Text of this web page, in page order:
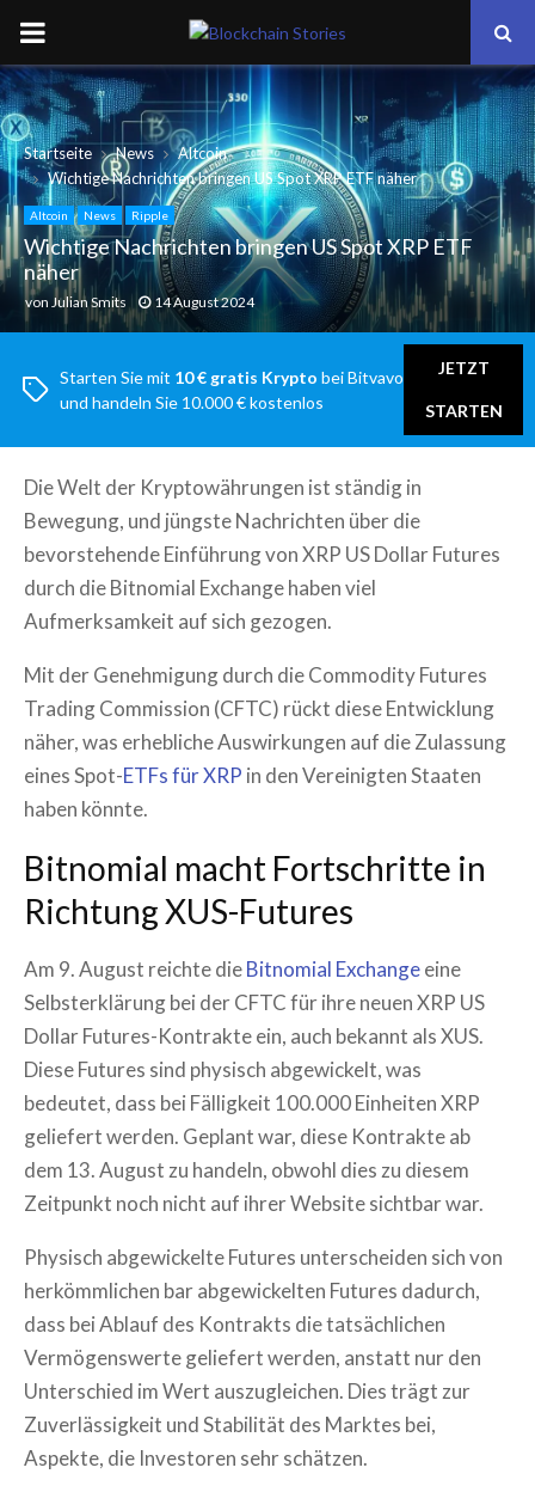
PRIMARY
MENU
Startseite News
Altcoin
Wichtige Nachrichten bringen US Spot XRP ETF näher
Altcoin News Ripple
Wichtige Nachrichten bringen US Spot XRP ETF
näher
von Julian Smits 14 August 2024
Starten Sie mit 10 € gratis Krypto bei Bitvavo
und handeln Sie 10.000 € kostenlos
JETZT
STARTEN
Die Welt der Kryptowährungen ist ständig in
Bewegung, und jüngste Nachrichten über die
bevorstehende Einführung von XRP US Dollar Futures
durch die Bitnomial Exchange haben viel
Aufmerksamkeit auf sich gezogen.
Mit der Genehmigung durch die Commodity Futures
Trading Commission (CFTC) rückt diese Entwicklung
näher, was erhebliche Auswirkungen auf die Zulassung
eines Spot-ETFs für XRP in den Vereinigten Staaten
haben könnte.
Bitnomial macht Fortschritte in
Richtung XUS-Futures
Am 9. August reichte dieBitnomial Exchangeeine
Selbsterklärung bei der CFTC für ihre neuen XRP US
Dollar Futures-Kontrakte ein, auch bekannt als XUS.
Diese Futures sind physisch abgewickelt, was
bedeutet, dass bei Fälligkeit 100.000 Einheiten XRP
geliefert werden. Geplant war, diese Kontrakte ab
dem 13. August zu handeln, obwohl dies zu diesem
Zeitpunkt noch nicht auf ihrer Website sichtbar war.
Physisch abgewickelte Futures unterscheiden sich von
herkömmlichen bar abgewickelten Futures dadurch,
dass bei Ablauf des Kontrakts die tatsächlichen
Vermögenswerte geliefert werden, anstatt nur den
Unterschied im Wert auszugleichen. Dies trägt zur
Zuverlässigkeit und Stabilität des Marktes bei,
Aspekte, die Investoren sehr schätzen.